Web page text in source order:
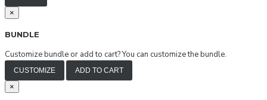
×
BUNDLE
Customize bundle or add to cart?You can customize the bundle.
CUSTOMIZE ADD TO CART
×